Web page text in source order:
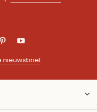
nieuwsbrief